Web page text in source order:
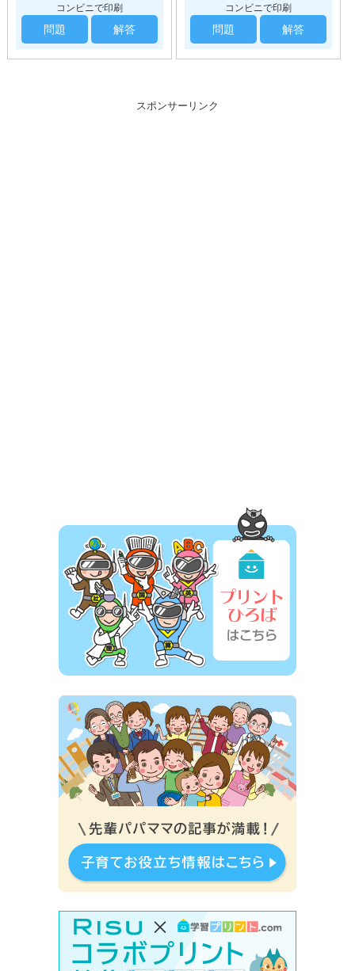
コンビニで印刷
問題 解答
コンビニで印刷
問題 解答
スポンサーリンク